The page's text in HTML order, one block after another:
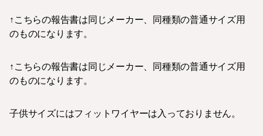
↑こちらの報告書は同じメーカー、同種類の普通サイズ用
のものになります。
↑こちらの報告書は同じメーカー、同種類の普通サイズ用
のものになります。
子供サイズにはフィットワイヤーは入っておりません。